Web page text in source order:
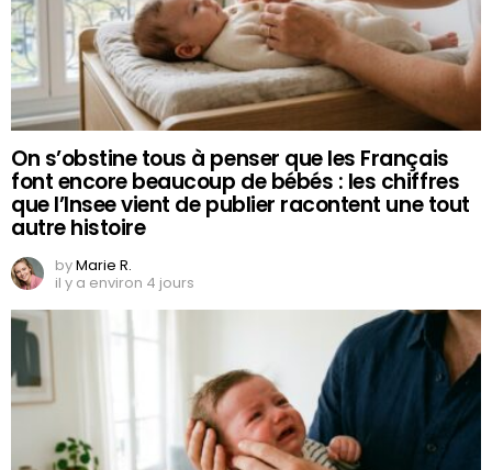
On s’obstine tous à penser que les Français
font encore beaucoup de bébés : les chiffres
que l’Insee vient de publier racontent une tout
autre histoire
byMarie R.
il y a environ 4 jours